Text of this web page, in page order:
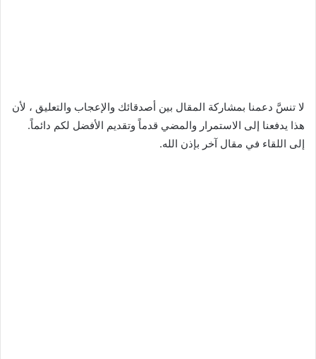
لا تنسَّ دعمنا بمشاركة المقال بين أصدقائك والإعجاب والتعليق ، لأن
هذا يدفعنا إلى الاستمرار والمضي قدماً وتقديم الأفضل لكم دائماً.
إلى اللقاء في مقال آخر بإذن الله.